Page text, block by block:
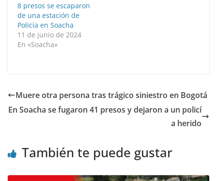
8 presos se escaparon
de una estación de
Policía en Soacha
11 de junio de 2024
En «Soacha»
Muere otra persona tras trágico siniestro en Bogotá
En Soacha se fugaron 41 presos y dejaron a un policí
a herido
También te puede gustar